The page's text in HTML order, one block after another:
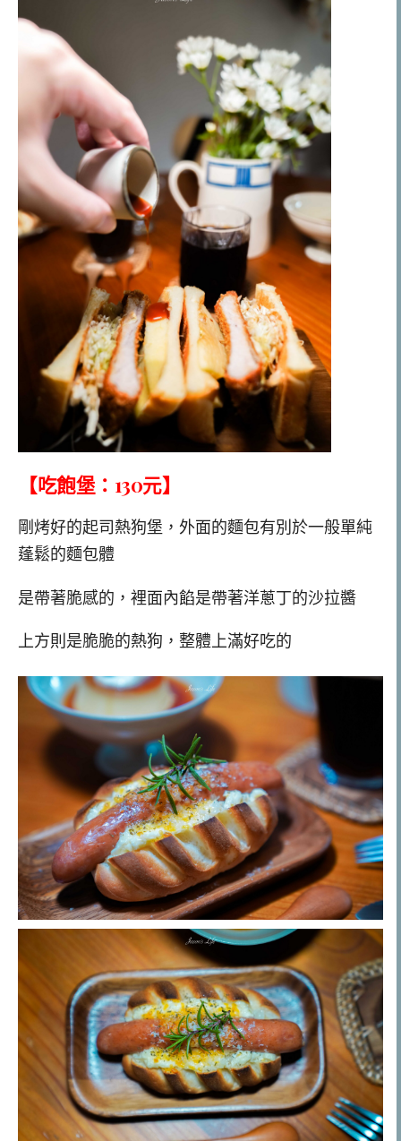
【吃飽堡：130元】
剛烤好的起司熱狗堡，外面的麵包有別於一般單純
蓬鬆的麵包體
是帶著脆感的，裡面內餡是帶著洋蔥丁的沙拉醬
上方則是脆脆的熱狗，整體上滿好吃的